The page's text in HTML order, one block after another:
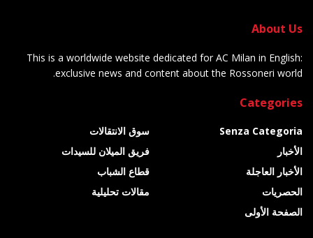
About Us
This is a worldwide website dedicated for AC Milan in English:
exclusive news and content about the Rossoneri world.
Categories
Senza Categoria
الأخبار
الأخبار العاجلة
الحصريات
الصفحة الأولى
سوق الانتقالات
فريق الميلان للسيدات
قطاع الشباب
مقالات تحليلية